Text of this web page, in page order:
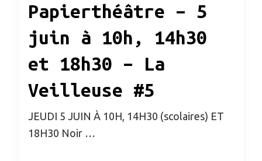
Papierthéâtre – 5
juin à 10h, 14h30
et 18h30 – La
Veilleuse #5
JEUDI 5 JUIN À 10H, 14H30 (scolaires) ET
18H30 Noir …